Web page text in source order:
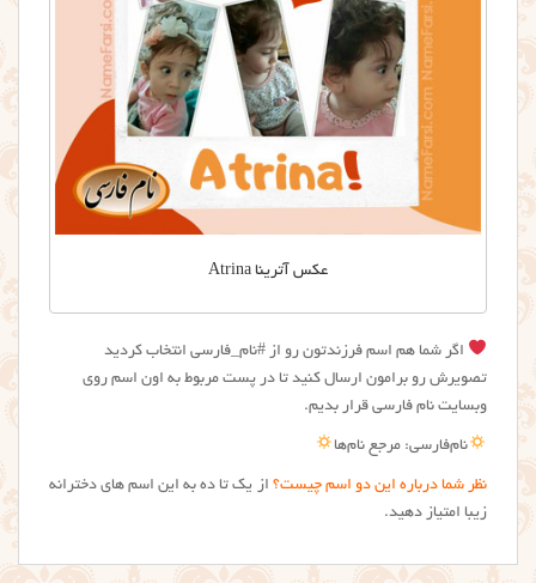
عکس آترینا Atrina
اگر شما هم اسم فرزندتون رو از #نام_فارسی انتخاب کردید
تصویرش رو برامون ارسال کنید تا در پست مربوط به اون اسم روی
وبسایت نام فارسی قرار بدیم.
نام‌فارسی: مرجع نام‌ها
نظر شما درباره این دو اسم چیست؟ از یک تا ده به این اسم های دخترانه
زیبا امتیاز دهید.